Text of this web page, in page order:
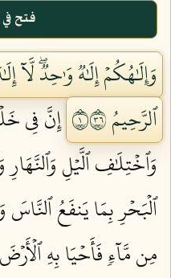
فتح
وَإِلَٰهُكُمۡ إِلَٰهٞ وَٰحِدٞۖ لَّآ
ٱلرَّحِيمُ ١٦٣
إِنَّ فِي
وَٱخۡتِلَٰفِ ٱلَّيۡلِ
ٱلۡبَحۡرِ بِمَا يَنفَعُ ٱلنَّاسَ
مِن مَّآءٖ فَأَحۡيَا بِهِ